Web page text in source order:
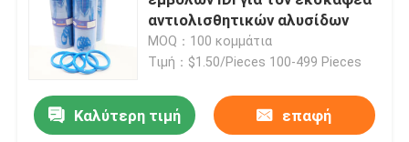
Εξάρτηση σφραγίδων εκσκαφέων
jcb εξάρτηση σφραγίδων
αντιολισθητικών αλυσίδων
MOQ：100 κομμάτια
Τιμή：$1.50/Pieces 100-499 Pieces
Καλύτερη τιμή επαφή